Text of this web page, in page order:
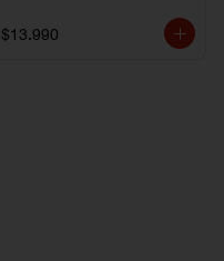
$13.990